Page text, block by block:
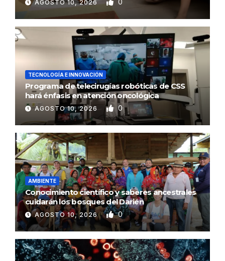
AGOSTO 10, 2026 0
TECNOLOGÍA E INNOVACIÓN
Programa de telecirugías robóticas de CSS
hará énfasis en atención oncológica
AGOSTO 10, 2026 0
AMBIENTE
Conocimiento científico y saberes ancestrales
cuidarán los bosques del Darién
AGOSTO 10, 2026 0